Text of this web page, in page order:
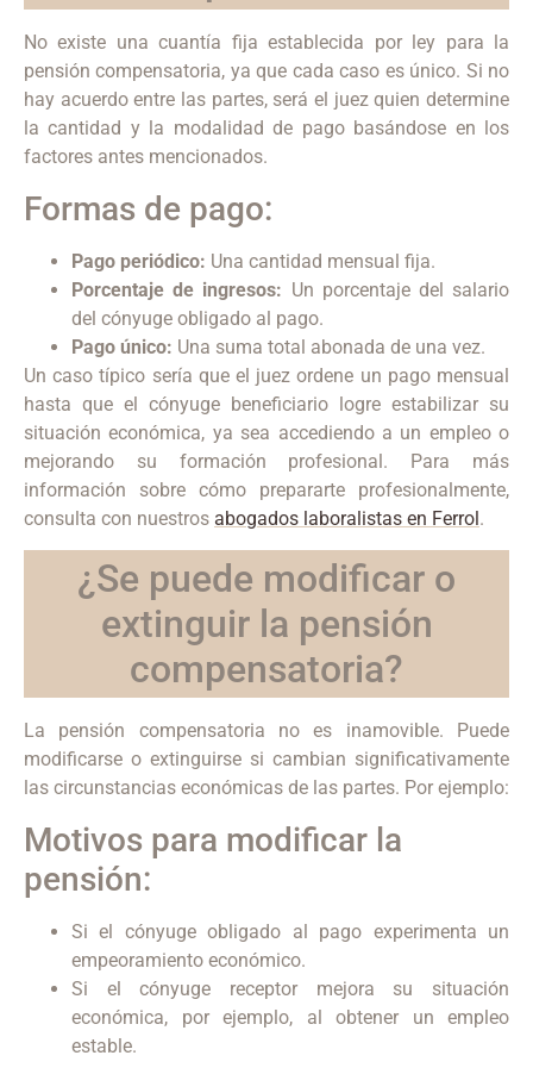
No existe una cuantía fija establecida por ley para la
pensión compensatoria, ya que cada caso es único. Si no
hay acuerdo entre las partes, será el juez quien determine
la cantidad y la modalidad de pago basándose en los
factores antes mencionados.
Formas de pago:
Pago periódico: Una cantidad mensual fija.
Porcentaje de ingresos: Un porcentaje del salario
del cónyuge obligado al pago.
Pago único: Una suma total abonada de una vez.
Un caso típico sería que el juez ordene un pago mensual
hasta que el cónyuge beneficiario logre estabilizar su
situación económica, ya sea accediendo a un empleo o
mejorando su formación profesional. Para más
información sobre cómo prepararte profesionalmente,
consulta con nuestros abogados laboralistas en Ferrol.
¿Se puede modificar o
extinguir la pensión
compensatoria?
La pensión compensatoria no es inamovible. Puede
modificarse o extinguirse si cambian significativamente
las circunstancias económicas de las partes. Por ejemplo:
Motivos para modificar la
pensión:
Si el cónyuge obligado al pago experimenta un
empeoramiento económico.
Si el cónyuge receptor mejora su situación
económica, por ejemplo, al obtener un empleo
estable.